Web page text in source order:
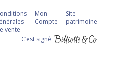
vente
Mon
Compte
Site
patrimoine
C‘est signé